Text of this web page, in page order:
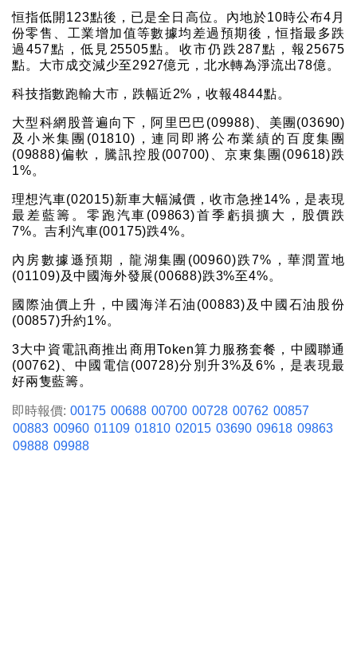
恒指低開123點後，已是全日高位。內地於10時公布4月
份零售、工業增加值等數據均差過預期後，恒指最多跌
過457點，低見25505點。收市仍跌287點，報25675
點。大市成交減少至2927億元，北水轉為淨流出78億。
科技指數跑輸大市，跌幅近2%，收報4844點。
大型科網股普遍向下，阿里巴巴(09988)、美團(03690)
及小米集團(01810)，連同即將公布業績的百度集團
(09888)偏軟，騰訊控股(00700)、京東集團(09618)跌
1%。
理想汽車(02015)新車大幅減價，收市急挫14%，是表現
最差藍籌。零跑汽車(09863)首季虧損擴大，股價跌
7%。吉利汽車(00175)跌4%。
內房數據遜預期，龍湖集團(00960)跌7%，華潤置地
(01109)及中國海外發展(00688)跌3%至4%。
國際油價上升，中國海洋石油(00883)及中國石油股份
(00857)升約1%。
3大中資電訊商推出商用Token算力服務套餐，中國聯通
(00762)、中國電信(00728)分別升3%及6%，是表現最
好兩隻藍籌。
即時報價: 00175 00688 00700 00728 00762 00857
00883 00960 01109 01810 02015 03690 09618 09863
09888 09988